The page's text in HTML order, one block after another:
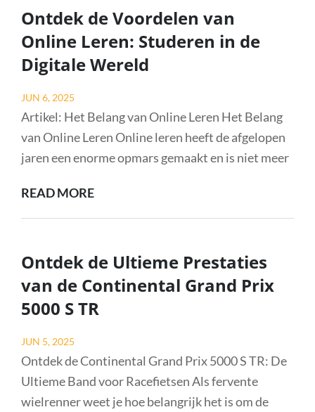
EN
PRESTATIES
VAN
DE
CAYENNE
Ontdek de Voordelen van
Online Leren: Studeren in de
Digitale Wereld
Posted
on
JUN 6, 2025
Artikel: Het Belang van Online Leren Het Belang
van Online Leren Online leren heeft de afgelopen
jaren een enorme opmars gemaakt en is niet meer
READ MOREONTDEK
VAN
ONLINE
LEREN:
STUDEREN
DE
DIGITALE
WERELD
Ontdek de Ultieme Prestaties
van de Continental Grand Prix
5000 S TR
Posted
on
JUN 5, 2025
Ontdek de Continental Grand Prix 5000 S TR: De
Ultieme Band voor Racefietsen Als fervente
wielrenner weet je hoe belangrijk het is om de